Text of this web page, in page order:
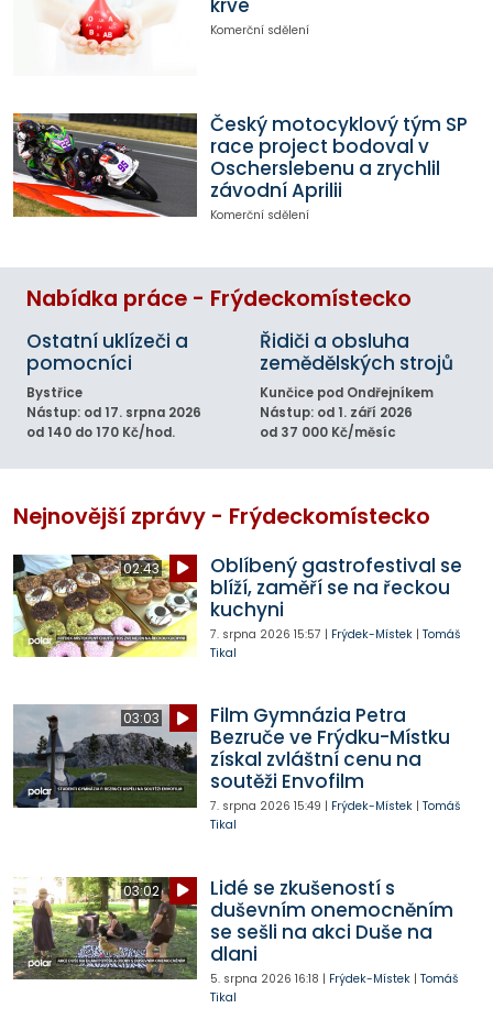
krve
Komerční sdělení
Český motocyklový tým SP
race project bodoval v
Oscherslebenu a zrychlil
závodní Aprilii
Komerční sdělení
Nabídka práce - Frýdeckomístecko
Ostatní uklízeči a
pomocníci
Bystřice
Nástup: od 17. srpna 2026
od 140 do 170 Kč/hod.
Řidiči a obsluha
zemědělských strojů
Kunčice pod Ondřejníkem
Nástup: od 1. září 2026
od 37 000 Kč/měsíc
Nejnovější zprávy - Frýdeckomístecko
02:43
Oblíbený gastrofestival se
blíží, zaměří se na řeckou
kuchyni
7. srpna 2026 15:57 | Frýdek-Místek| Tomáš
Tikal
03:03
Film Gymnázia Petra
Bezruče ve Frýdku-Místku
získal zvláštní cenu na
soutěži Envofilm
7. srpna 2026 15:49 | Frýdek-Místek| Tomáš
Tikal
03:02
Lidé se zkušeností s
duševním onemocněním
se sešli na akci Duše na
dlani
5. srpna 2026 16:18 | Frýdek-Místek| Tomáš
Tikal